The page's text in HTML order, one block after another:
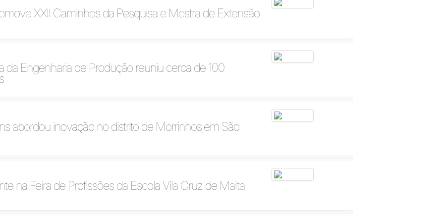
XXII Caminhos da Pesquisa e Mostra de Extensão
da Engenharia de Produção reuniu cerca de 100
abordou inovação no distrito de Morrinhos,em São
na Feira de Profissões da Escola Vila Cruz de Malta